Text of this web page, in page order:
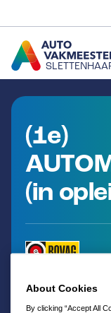
GA NAAR DE
(1e)
(in
About Cookies
By clicking “Accept All